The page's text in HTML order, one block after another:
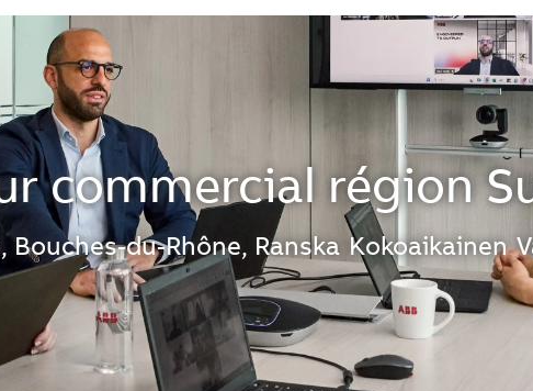
commercial région
Bouches-du-Rhône, Ranska Kokoaikainen